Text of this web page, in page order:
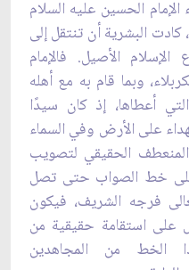
الحسين عليه السلام
البشرية أن تنتقل إلى
الأصيل. فالإمام
وبما قام به مع أهله
أعطاها، إذ كان سيدًا
على الأرض وفي السماء
الحقيقي لتصويب
على خط الصواب حتى تصل
فرجه الشريف، فيكون
على استقامة حقيقية من
الخط من المجاهدين